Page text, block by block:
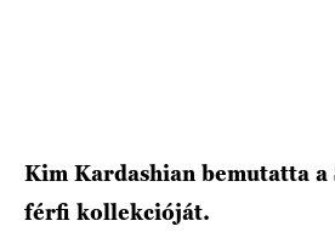
Kim Kardashian bemutatta
férfi kollekcióját.